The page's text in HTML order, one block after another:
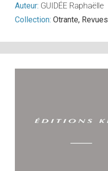
Auteur: GUIDÉE Raphaëlle
Collection: Otrante, Revues